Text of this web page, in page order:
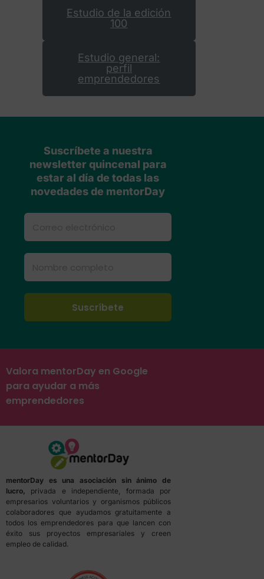
Estudio de la edición
100
Estudio general:
perfil
emprendedores
Suscríbete a nuestra
newsletter quincenal para
estar al día de todas las
novedades de mentorDay
Valora mentorDay en Google
para ayudar a más
emprendedores
mentorDay es una asociación sin ánimo de
lucro, privada e independiente, formada por
empresarios voluntarios y organismos públicos
colaboradores que ayudamos gratuitamente a
todos los emprendedores para que lancen con
éxito sus proyectos empresariales y creen
empleo de calidad.